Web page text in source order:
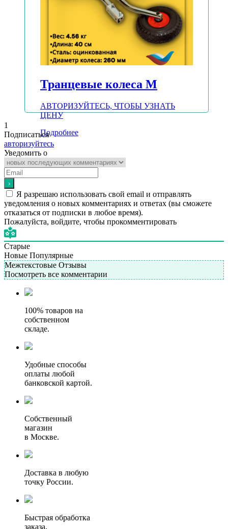
Транцевые колеса М
АВТОРИЗУЙТЕСЬ, ЧТОБЫ УЗНАТЬ
ЦЕНУ
Подробнее
1
Подписаться
авторизуйтесь
Уведомить о
Я разрешаю использовать свой email и отправлять
уведомления о новых комментариях и ответах (вы cможете
отказаться от подписки в любое время).
Пожалуйста, войдите, чтобы прокомментировать
Старые
Новые Популярные
Межтекстовые Отзывы
Посмотреть все комментарии
100% товаров на
собственном
складе.
Удобные способы
оплаты любой
банковской картой.
Собственный
магазин
в Москве.
Доставка в любую
точку России.
Быстрая обработка
заказа.